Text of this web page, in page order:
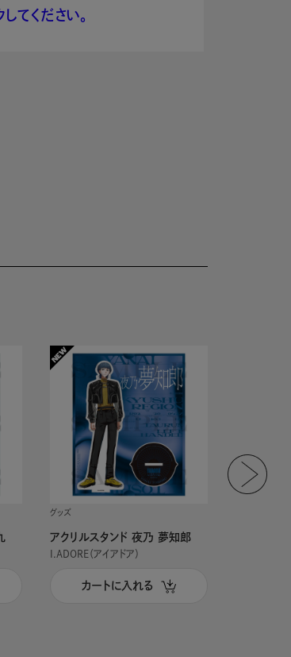
てください。
グッズ
アクリルスタンド 夜乃 夢知郎
I.ADORE（アイアドア）
カートに入れる